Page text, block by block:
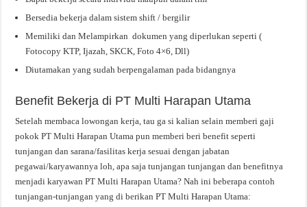
Bersedia bekerja dalam sistem shift / bergilir
Memiliki dan Melampirkan dokumen yang diperlukan seperti (
Fotocopy KTP, Ijazah, SKCK, Foto 4×6, Dll)
Diutamakan yang sudah berpengalaman pada bidangnya
Benefit Bekerja di PT Multi Harapan Utama
Setelah membaca lowongan kerja, tau ga si kalian selain memberi gaji
pokok PT Multi Harapan Utama pun memberi beri benefit seperti
tunjangan dan sarana/fasilitas kerja sesuai dengan jabatan
pegawai/karyawannya loh, apa saja tunjangan tunjangan dan benefitnya
menjadi karyawan PT Multi Harapan Utama? Nah ini beberapa contoh
tunjangan-tunjangan yang di berikan PT Multi Harapan Utama: